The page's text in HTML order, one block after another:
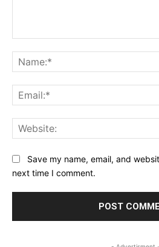
Save my name, email, and
next time I comment.